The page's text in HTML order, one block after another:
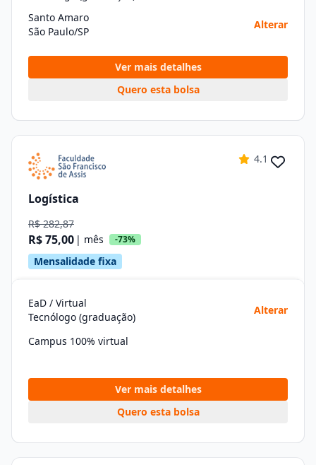
Santo Amaro
São Paulo/SP
Alterar
Ver mais detalhes
Quero esta bolsa
4.1
Logística
R$ 282,87
R$ 75,00 | mês -73%
Mensalidade fixa
EaD / Virtual
Tecnólogo (graduação)
Alterar
Campus 100% virtual
Ver mais detalhes
Quero esta bolsa